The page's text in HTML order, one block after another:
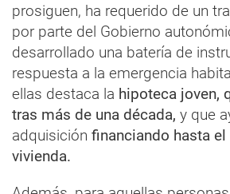
prosiguen, ha requerido de un
por parte del Gobierno
desarrollado una batería de
respuesta a la emergencia
ellas destaca la hipoteca joven,
tras más de una década, y que
adquisición financiando hasta el
vivienda.